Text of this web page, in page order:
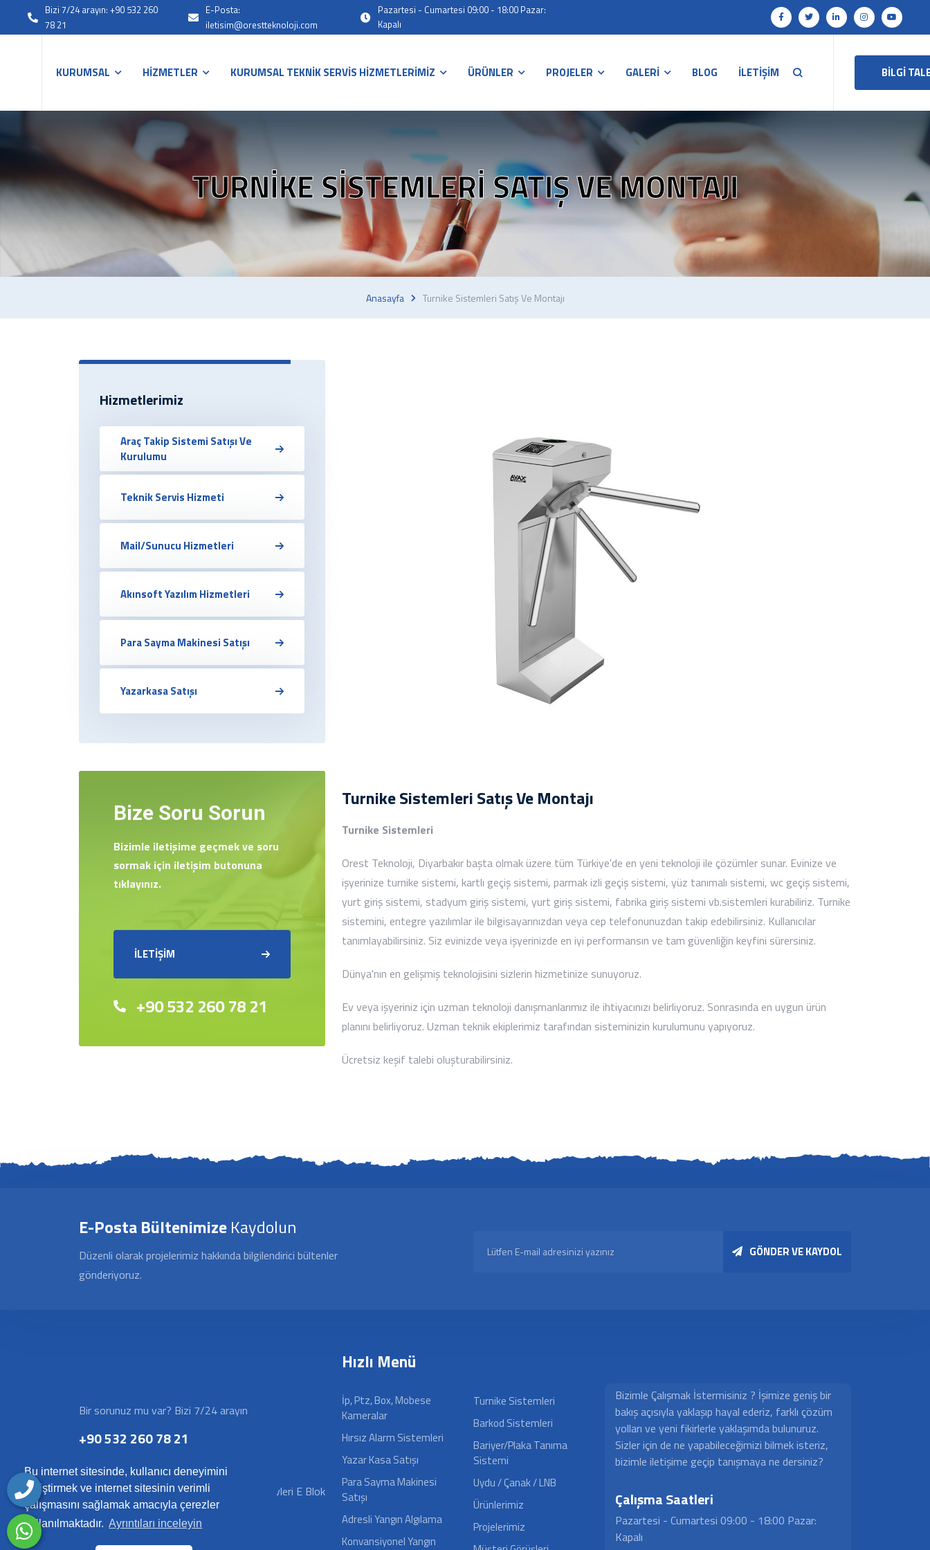
Bu internet sitesinde, kullanıcı deneyimini
geliştirmek ve internet sitesinin verimli
çalışmasını sağlamak amacıyla çerezler
kullanılmaktadır. Ayrıntıları inceleyin
Bizi 7/24 arayın: +90 532 260
78 21
E-Posta:
iletisim@orestteknoloji.com
Pazartesi - Cumartesi 09:00 - 18:00 Pazar:
Kapalı
KURUMSAL HİZMETLER KURUMSAL TEKNİK SERVİS HİZMETLERİMİZ ÜRÜNLER PROJELER GALERİ BLOG İLETİŞİM BİLGİ
TURNIKE SISTEMLERI SATIŞ VE MONTAJI
Anasayfa Turnike Sistemleri Satış Ve Montajı
Hizmetlerimiz
Araç Takip Sistemi Satışı Ve
Kurulumu
Teknik Servis Hizmeti
Mail/Sunucu Hizmetleri
Akınsoft Yazılım Hizmetleri
Para Sayma Makinesi Satışı
Yazarkasa Satışı
Bize Soru Sorun
Bizimle iletişime geçmek ve soru
sormak için iletişim butonuna
tıklayınız.
İLETİŞİM
+90 532 260 78 21
Turnike Sistemleri Satış Ve Montajı
Turnike Sistemleri
Orest Teknoloji, Diyarbakır başta olmak üzere tüm Türkiye'de en yeni teknoloji ile çözümler sunar. Evinize ve
işyerinize turnike sistemi, kartlı geçiş sistemi, parmak izli geçiş sistemi, yüz tanımalı sistemi, wc geçiş sistemi,
yurt giriş sistemi, stadyum giriş sistemi, yurt giriş sistemi, fabrika giriş sistemi vb.sistemleri kurabiliriz. Turnike
sistemini, entegre yazılımlar ile bilgisayarınızdan veya cep telefonunuzdan takip edebilirsiniz. Kullanıcılar
tanımlayabilirsiniz. Siz evinizde veya işyerinizde en iyi performansın ve tam güvenliğin keyfini sürersiniz.
Dünya'nın en gelişmiş teknolojisini sizlerin hizmetinize sunuyoruz.
Ev veya işyeriniz için uzman teknoloji danışmanlarımız ile ihtiyacınızı belirliyoruz. Sonrasında en uygun ürün
planını belirliyoruz. Uzman teknik ekiplerimiz tarafından sisteminizin kurulumunu yapıyoruz.
Ücretsiz keşif talebi oluşturabilirsiniz.
E-Posta BültenimizeKaydolun
Düzenli olarak projelerimiz hakkında bilgilendirici bültenler
gönderiyoruz.
GÖNDER VE KAYDOL
Bir sorunuz mu var? Bizi 7/24 arayın
+90 532 260 78 21
İletişim Bilgileri
Fırat Mah. 579 Sk. Öncü Yapı Pietra Park Evleri E Blok
Blok No: 13ED Kayapınar/Diyarbakır
Hızlı Menü
İp, Ptz, Box, Mobese
Kameralar
Hırsız Alarm Sistemleri
Yazar Kasa Satışı
Para Sayma Makinesi
Satışı
Adresli Yangın Algılama
Konvansiyonel Yangın
Turnike Sistemleri
Barkod Sistemleri
Bariyer/Plaka Tanıma
Sistemi
Uydu / Çanak / LNB
Ürünlerimiz
Projelerimiz
Bizimle Çalışmak İstermisiniz ? İşimize geniş bir
bakış açısıyla yaklaşıp hayal ederiz, farklı çözüm
yolları ve yeni fikirlerle yaklaşımda bulunuruz.
Sizler için de ne yapabileceğimizi bilmek isteriz,
bizimle iletişime geçip tanışmaya ne dersiniz?
Çalışma Saatleri
Pazartesi - Cumartesi 09:00 - 18:00 Pazar:
Kapalı